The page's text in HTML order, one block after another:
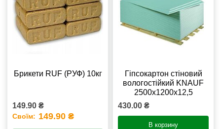
Брикети RUF (РУФ) 10кг
149.90 ₴
Своїм: 149.90 ₴
Гіпсокартон стіновий
вологостійкий KNAUF
2500х1200х12,5
430.00 ₴
В корзину